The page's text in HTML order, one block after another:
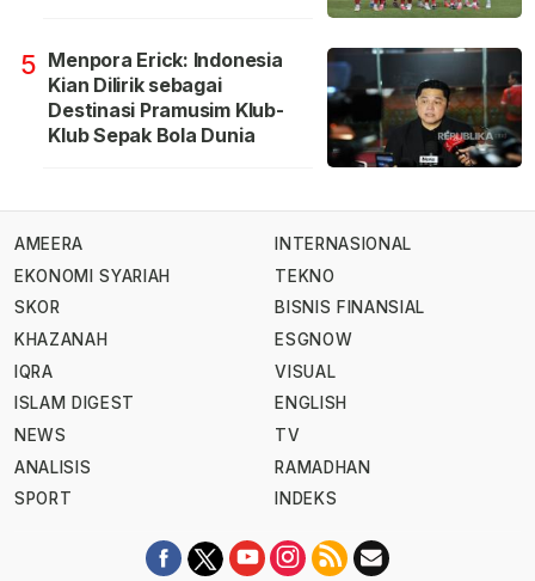
5 Menpora Erick: Indonesia
Kian Dilirik sebagai
Destinasi Pramusim Klub-
Klub Sepak Bola Dunia
AMEERA
EKONOMI SYARIAH
SKOR
KHAZANAH
IQRA
ISLAM DIGEST
NEWS
ANALISIS
SPORT
INTERNASIONAL
TEKNO
BISNIS FINANSIAL
ESGNOW
VISUAL
ENGLISH
TV
RAMADHAN
INDEKS